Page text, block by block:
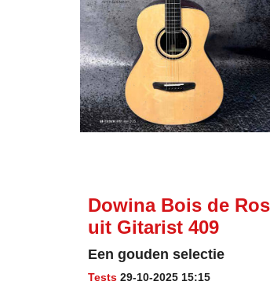
Dowina Bois de
uit Gitarist 409
Een gouden selectie
Tests 29-10-2025 15:15